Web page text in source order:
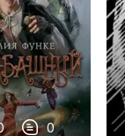
0